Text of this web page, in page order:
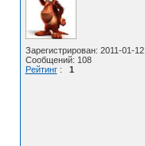
Зарегистрирован: 2011-01-12
Сообщений: 108
Рейтинг: 1